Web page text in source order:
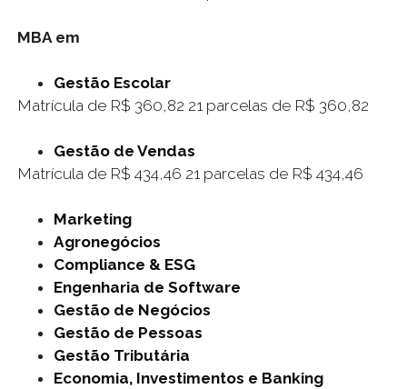
MBA em
Gestão Escolar
Matrícula de R$ 360,82 21 parcelas de R$ 360,82
Gestão de Vendas
Matrícula de R$ 434,46 21 parcelas de R$ 434,46
Marketing
Agronegócios
Compliance & ESG
Engenharia de Software
Gestão de Negócios
Gestão de Pessoas
Gestão Tributária
Economia, Investimentos e Banking